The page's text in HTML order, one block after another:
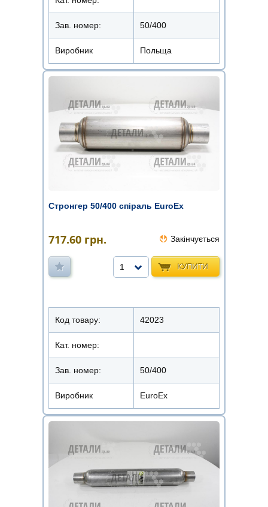
Зав. номер: 50/400
Виробник Польща
Стронгер 50/400 спіраль EuroEx
717.60 грн. Закінчується
КУПИТИ
1
Код товару: 42023
Кат. номер:
Зав. номер: 50/400
Виробник EuroEx